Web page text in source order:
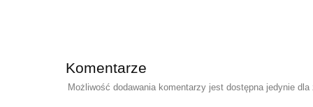
Komentarze
Możliwość dodawania komentarzy jest dostępna jedynie